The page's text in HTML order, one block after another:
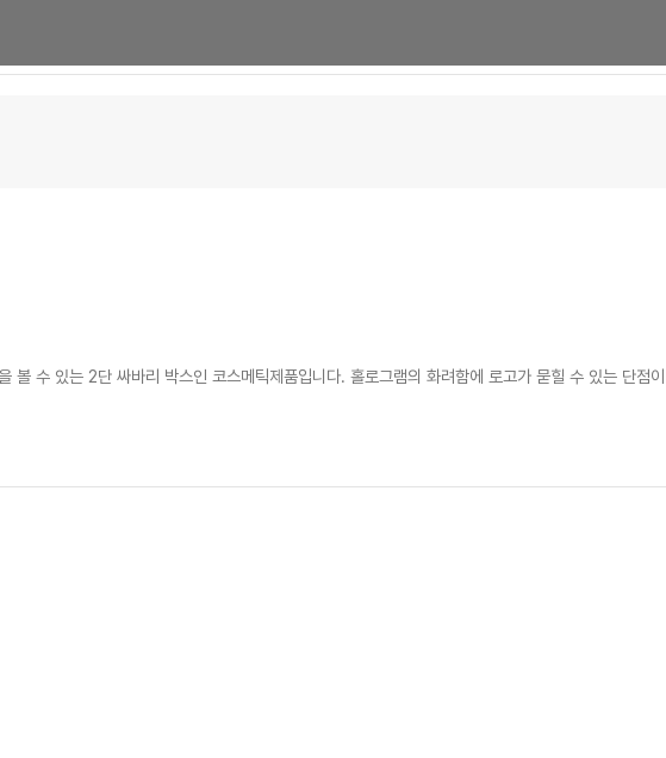
볼 수 있는 2단 싸바리 박스인 코스메틱제품입니다. 홀로그램의 화려함에 로고가 묻힐 수 있는 단점